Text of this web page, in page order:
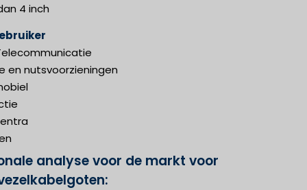
4 inch
en nutsvoorzieningen
analyse voor de markt voor